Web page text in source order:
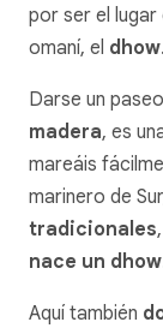
por ser el lugar
omaní, el dhow.
Darse un
madera, es
mareáis
marinero de
tradicionales
nace un dhow
Aquí también